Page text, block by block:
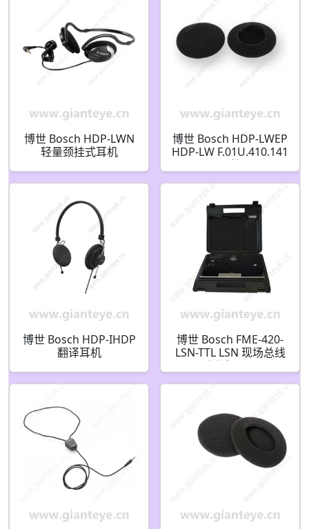
博世 Bosch HDP-LWN
轻量颈挂式耳机
博世 Bosch HDP-LWEP
HDP-LW F.01U.410.141
耳垫
博世 Bosch HDP-IHDP
翻译耳机
博世 Bosch FME-420-
LSN-TTL LSN 现场总线
测试工具